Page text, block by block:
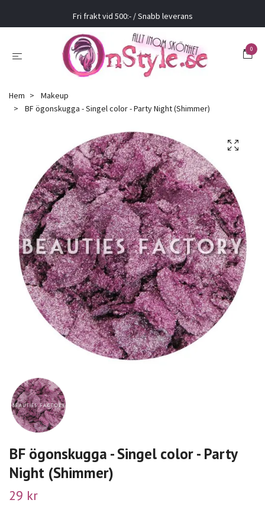
Fri frakt vid 500:- / Snabb leverans
0
Hem
Makeup
BF ögonskugga - Singel color - Party Night (Shimmer)
BF ögonskugga - Singel color - Party
Night (Shimmer)
29 kr